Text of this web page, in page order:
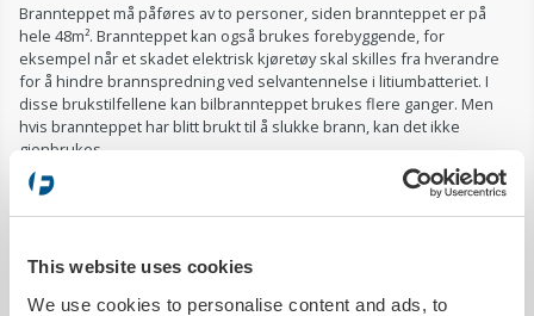
This website uses cookies
We use cookies to personalise content and ads, to
Brannteppet må påføres av to personer, siden brannteppet er på
hele 48m². Brannteppet kan også brukes forebyggende, for
eksempel når et skadet elektrisk kjøretøy skal skilles fra hverandre
for å hindre brannspredning ved selvantennelse i litiumbatteriet. I
disse brukstilfellene kan bilbrannteppet brukes flere ganger. Men
hvis brannteppet har blitt brukt til å slukke brann, kan det ikke
gjenbrukes.